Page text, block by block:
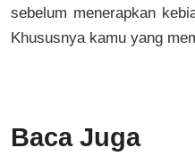
sebelum menerapkan
Khususnya kamu yang
Baca Juga